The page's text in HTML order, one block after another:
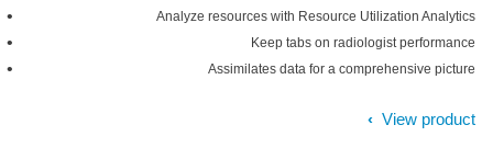
Analyze resources with Resource Utilization Analytics
Keep tabs on radiologist performance
Assimilates data for a comprehensive picture
View product